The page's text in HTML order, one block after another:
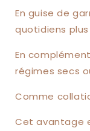
En guise de
quotidiens
En
régimes secs
Comme
Cet avantage